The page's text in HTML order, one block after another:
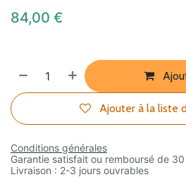
84,00 €
Ajouter à la liste
Conditions générales
Garantie satisfait ou remboursé de
Livraison : 2-3 jours ouvrables